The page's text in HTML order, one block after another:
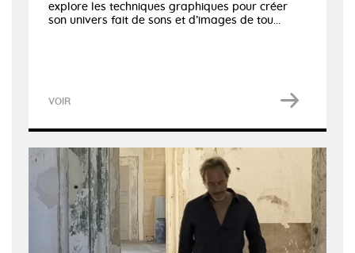
explore les techniques graphiques pour créer
son univers fait de sons et d’images de tou...
VOIR